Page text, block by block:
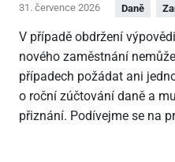
31. července 2026 Daně
V případě obdržení
nového zaměstnání
případech požádat ani
o roční zúčtování daně a
přiznání. Podívejme se na